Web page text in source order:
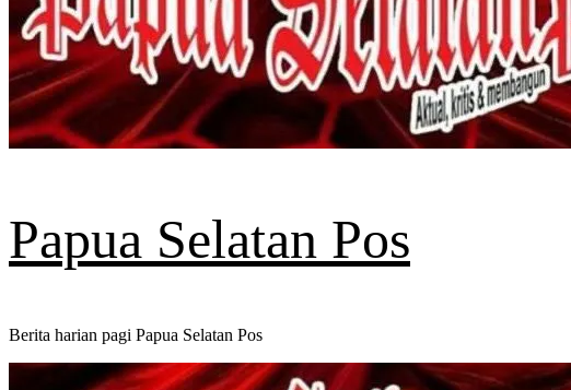
Papua Selatan Pos
Berita harian pagi Papua Selatan Pos
Primary